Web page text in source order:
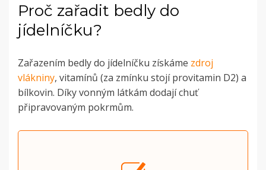
Proč zařadit bedly do
jídelníčku?
Zařazením bedly do jídelníčku získáme zdroj
vlákniny, vitamínů (za zmínku stojí provitamin D2) a
bílkovin. Díky vonným látkám dodají chuť
připravovaným pokrmům.